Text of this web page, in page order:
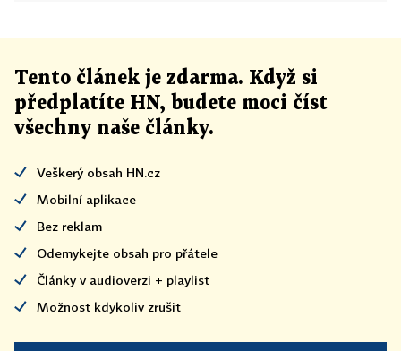
Tento článek je zdarma. Když si
předplatíte HN, budete moci číst
všechny naše články.
Veškerý obsah HN.cz
Mobilní aplikace
Bez reklam
Odemykejte obsah pro přátele
Články v audioverzi + playlist
Možnost kdykoliv zrušit